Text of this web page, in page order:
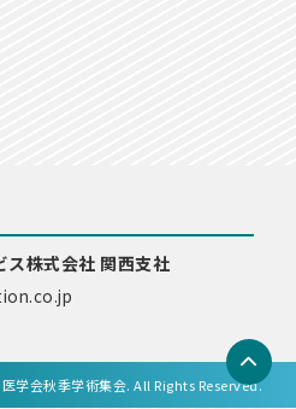
ス株式会社 関西支社
学会秋季学術集会. All Rights Reserved.